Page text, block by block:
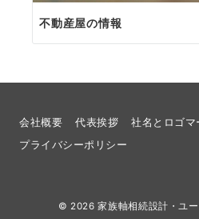
不動産屋の情報
会社概要 代表挨拶 社名とロゴマ
プライバシーポリシー
© 2026家族軸相続設計・ユ